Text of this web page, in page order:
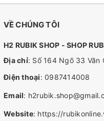
VỀ CHÚNG TÔI
H2 RUBIK SHOP - SHOP
Địa chỉ: Số 164 Ngõ 33 Văn
Điện thoại: 0987414008
Email:
Website: https://